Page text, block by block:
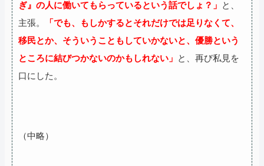
ぎ』の人に働いてもらっているという話でしょ？」 と、
主張。
「でも、もしかするとそれだけでは足りなくて、
移民とか、そういうこともしていかないと、優勝という
ところに結びつかないのかもしれない」 と、再び私見を
口にした。
（中略）